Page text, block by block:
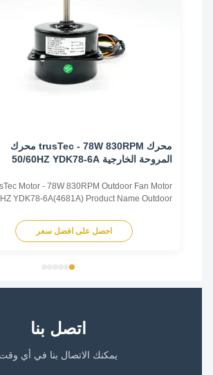
محرك trusTec - 78W 830RPM محرك
المروحة الخارجية 50/60HZ YDK78-6A
TrusTec Motor - 78W 830RPM Outdoor Fan Motor
50/60HZ YDK78-6A(4681A) Product Name Outdoor
Output Power 78W Pole 6P AMPS 0.83A Speed
900RPM Capacitor 6μF/370V Insulation Class
احصل على افضل سعر
اتصل بنا
يمكنك الاتصال بنا في أي وقت